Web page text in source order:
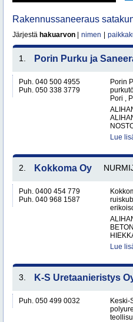
Rakennussaneeraus
Järjestä hakuarvon nimen
1. Porin Purku ja
Puh. 040 500 4955
Puh. 050 338 3779
Porin
Pori ,
Lue
2. Kokkoma Oy
Puh. 0400 454 779
Puh. 040 968 1587
Lue
3. K-S Uretaanieristys
Puh. 050 499 0032
Keski-